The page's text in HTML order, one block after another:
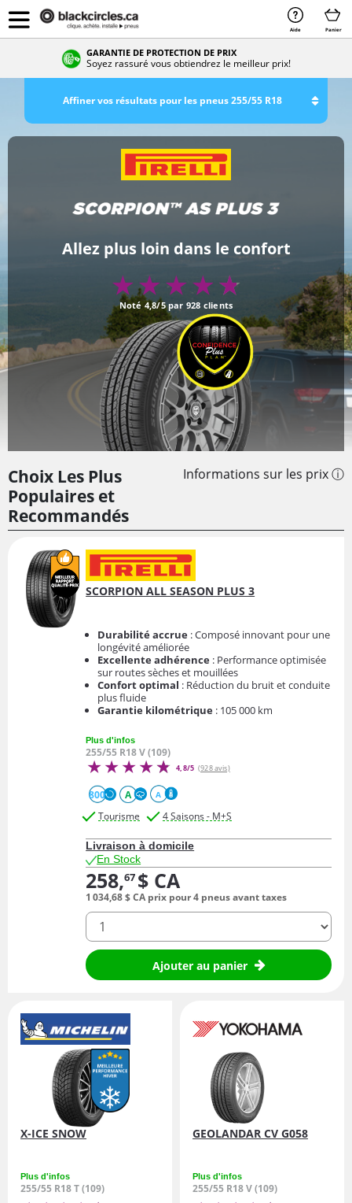
Aide Panier
GARANTIE DE PROTECTION DE PRIX
Soyez rassuré vous obtiendrez le meilleur prix!
Affiner vos résultats pour les pneus 255/55 R18
Allez plus loin dans le confort
Noté 4,8/5 par 928 clients
Choix Les Plus
Populaires et
Recommandés
Informations sur les prix ⓘ
SCORPION ALL SEASON PLUS 3
Durabilité accrue : Composé innovant pour une
longévité améliorée
Excellente adhérence : Performance optimisée
sur routes sèches et mouillées
Confort optimal : Réduction du bruit et conduite
plus fluide
Garantie kilométrique : 105 000 km
Plus d'infos
255/55 R18 V (109)
4,8/5 (928 avis)
800 A A
Tourisme 4 Saisons - M+S
Livraison à domicile
En Stock
258,67 $ CA
1 034,68$ CA prix pour 4 pneus avant taxes
quantité
Ajouter au panier
X-ICE SNOW
Plus d'infos
255/55 R18 T (109)
GEOLANDAR CV G058
Plus d'infos
255/55 R18 V (109)